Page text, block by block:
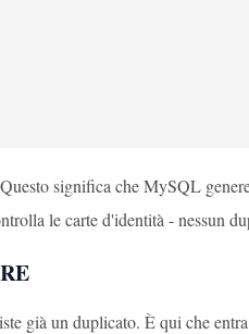
significa che MySQL
le carte d'identità - nessun
già un duplicato. È qui che